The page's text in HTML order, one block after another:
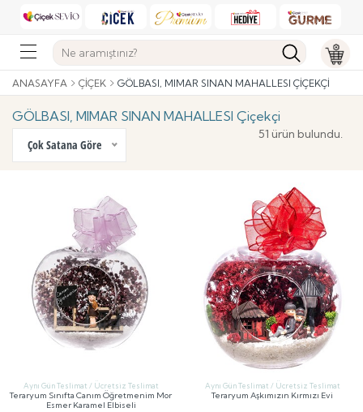
ANASAYFA ÇIÇEK GÖLBASI, MIMAR SINAN MAHALLESI ÇIÇEKÇI
GÖLBASI, MIMAR SINAN MAHALLESI Çiçekçi
Çok Satana Göre
51 ürün bulundu.
Aynı Gün Teslimat / Ücretsiz Teslimat
Teraryum Sınıfta Canım Öğretmenim Mor
Esmer Karamel Elbiseli
Aynı Gün Teslimat / Ücretsiz Teslimat
Teraryum Aşkımızın Kırmızı Evi